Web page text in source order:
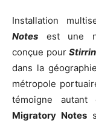
Installation
Notes est une
conçue pour
dans la
métropole
témoigne
Migratory Notes